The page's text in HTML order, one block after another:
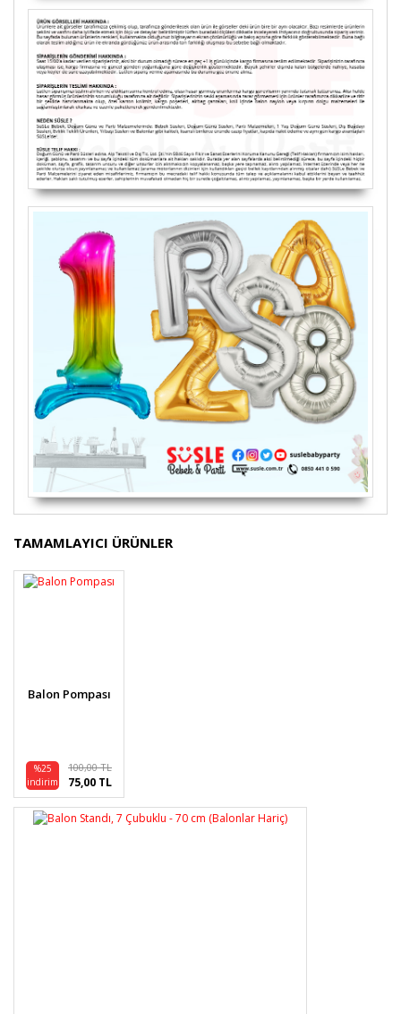
Bu ürünün fiyat bilgisi, resim, ürün açıklamalarında ve
diğer konularda yetersiz gördüğünüz noktaları öneri
formunu kullanarak tarafımıza iletebilirsiniz.
Görüş ve önerileriniz için teşekkür ederiz.
Ürün fiyatı diğer sitelerden daha pahalı.
TAMAMLAYICI ÜRÜNLER
Balon Pompası
%25
indirim
100,00 TL
75,00 TL